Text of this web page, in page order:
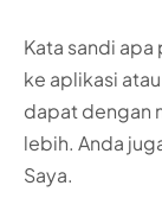
Kata sandi
ke aplikasi
dapat dengan
lebih. Anda
Saya.